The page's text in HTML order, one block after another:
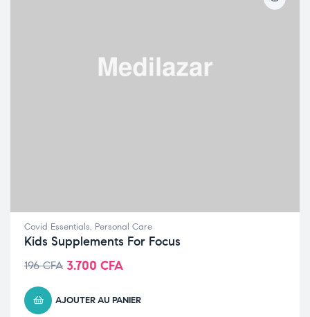
Covid Essentials, Personal Care
Kids Supplements For Focus
196CFA 3.700CFA
AJOUTER AU PANIER